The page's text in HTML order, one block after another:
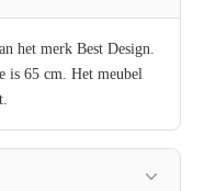
het merk Best Design.
is 65 cm. Het meubel